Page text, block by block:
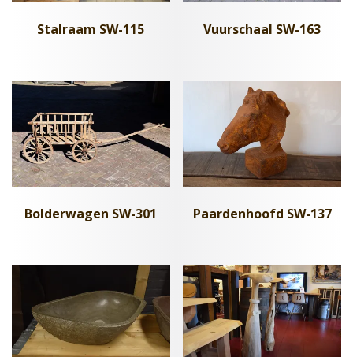
Stalraam SW-115 Vuurschaal SW-163
Bolderwagen SW-301 Paardenhoofd SW-137